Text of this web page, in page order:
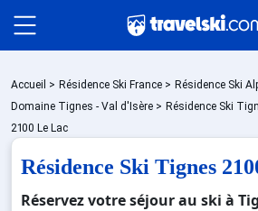
Packages
Accueil > Résidence Ski France > Résidence Ski
Domaine Tignes - Val d'Isère > Résidence Ski
2100 Le Lac
Résidence Ski Tignes
Réservez votre séjour au ski à